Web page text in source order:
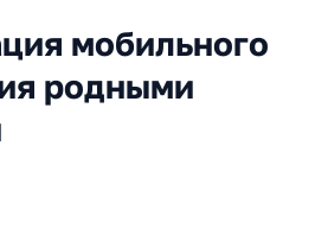
мобильного
родными